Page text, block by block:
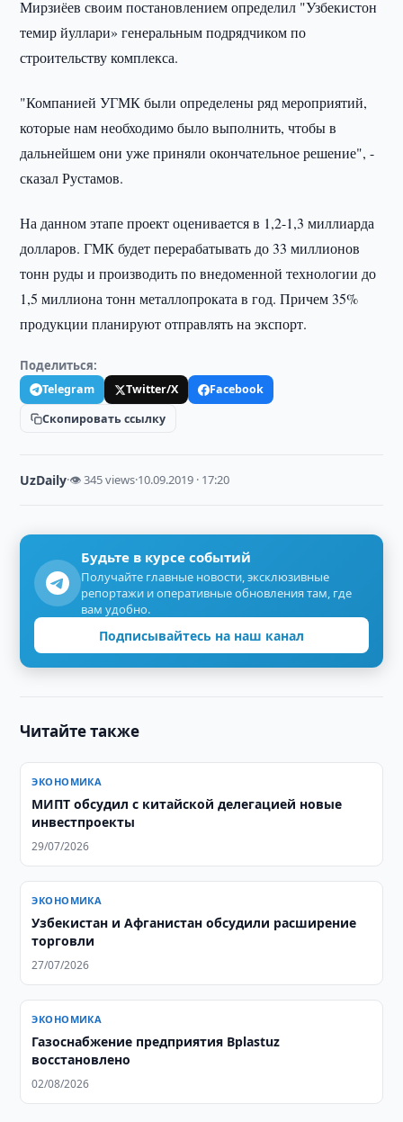
Мирзиёев своим постановлением определил "Узбекистон
темир йуллари» генеральным подрядчиком по
строительству комплекса.
"Компанией УГМК были определены ряд мероприятий,
которые нам необходимо было выполнить, чтобы в
дальнейшем они уже приняли окончательное решение", -
сказал Рустамов.
На данном этапе проект оценивается в 1,2-1,3 миллиарда
долларов. ГМК будет перерабатывать до 33 миллионов
тонн руды и производить по внедоменной технологии до
1,5 миллиона тонн металлопроката в год. Причем 35%
продукции планируют отправлять на экспорт.
Поделиться:
Telegram Twitter/X
Facebook
Скопировать ссылку
UzDaily·👁 345 views·10.09.2019 · 17:20
Будьте в курсе событий
Получайте главные новости, эксклюзивные
репортажи и оперативные обновления там, где
вам удобно.
Подписывайтесь на наш канал
Читайте также
ЭКОНОМИКА
МИПТ обсудил с китайской делегацией новые
инвестпроекты
29/07/2026
ЭКОНОМИКА
Узбекистан и Афганистан обсудили расширение
торговли
27/07/2026
ЭКОНОМИКА
Газоснабжение предприятия Bplastuz
восстановлено
02/08/2026